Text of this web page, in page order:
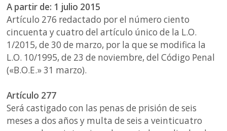
A partir de: 1 julio 2015
Artículo 276 redactado por el número ciento
cincuenta y cuatro del artículo único de la L.O.
1/2015, de 30 de marzo, por la que se modifica la
L.O. 10/1995, de 23 de noviembre, del Código Penal
(«B.O.E.» 31 marzo).
Artículo 277
Será castigado con las penas de prisión de seis
meses a dos años y multa de seis a veinticuatro